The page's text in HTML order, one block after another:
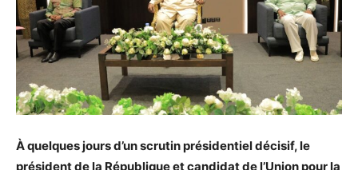
À quelques jours d’un scrutin présidentiel décisif, le
président de la République et candidat de l’Union pour la